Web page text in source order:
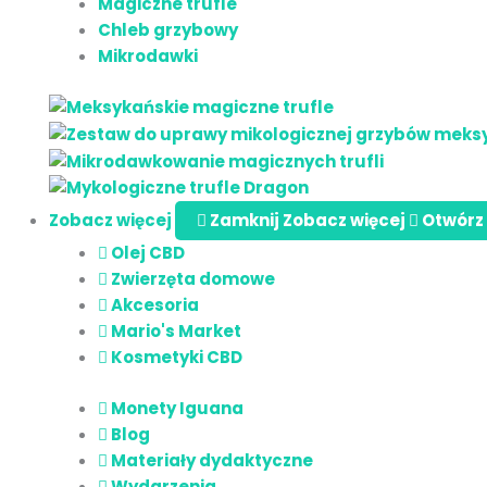
Chleb grzybowy
Mikrodawki
Zobacz więcej Zamknij Zobacz więcej
Olej CBD
Zwierzęta domowe
Akcesoria
Mario's Market
Kosmetyki CBD
Monety Iguana
Blog
Materiały dydaktyczne